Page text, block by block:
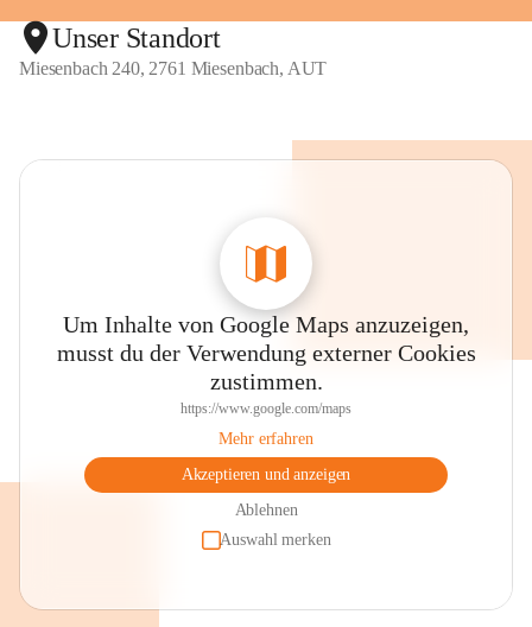
Unser Standort
Miesenbach 240, 2761 Miesenbach, AUT
Um Inhalte von Google Maps anzuzeigen,
musst du der Verwendung externer Cookies
zustimmen.
https://www.google.com/maps
Mehr erfahren
Akzeptieren und anzeigen
Ablehnen
Auswahl merken